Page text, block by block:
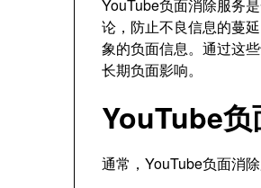
YouTube负面消除服务
论，防止不良信息的蔓
象的负面信息。通过这
长期负面影响。
YouTube负
通常，YouTube负面消